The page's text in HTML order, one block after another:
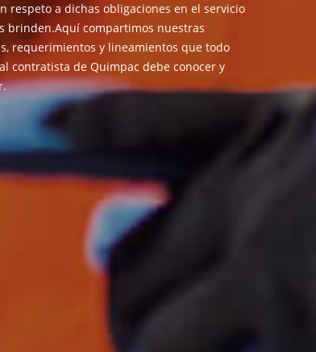
respeto a dichas obligaciones en el servicio
brinden.Aquí compartimos nuestras
requerimientos y lineamientos que todo
contratista de Quimpac debe conocer y